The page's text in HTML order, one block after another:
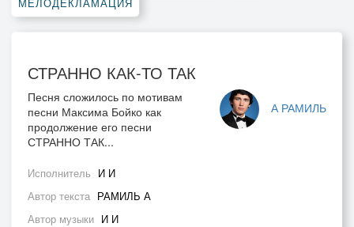
СТРАННО КАК-ТО ТАК
А РАМИЛЬ
Песня сложилось по мотивам
песни Максима Бойко как
продолжение его песни
СТРАННО ТАК...
Исполнитель И И
Автор текста РАМИЛЬ А
Автор музыки И И